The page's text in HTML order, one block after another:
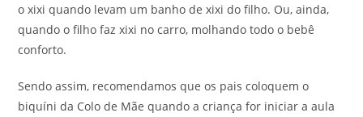
o xixi quando levam um banho de xixi do filho. Ou, ainda,
quando o filho faz xixi no carro, molhando todo o bebê
conforto.
Sendo assim, recomendamos que os pais coloquem o
biquíni da Colo de Mãe quando a criança for iniciar a aula